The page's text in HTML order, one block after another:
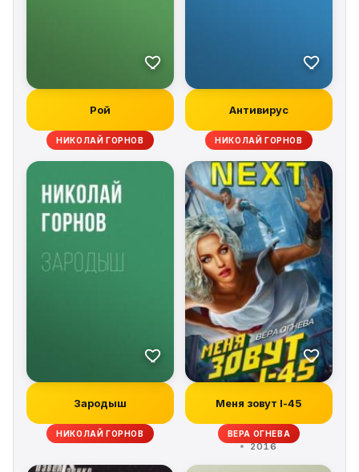
Рой
НИКОЛАЙ ГОРНОВ
Антивирус
НИКОЛАЙ ГОРНОВ
Зародыш
НИКОЛАЙ ГОРНОВ
Меня зовут I-45
ВЕРА ОГНЕВА
2016